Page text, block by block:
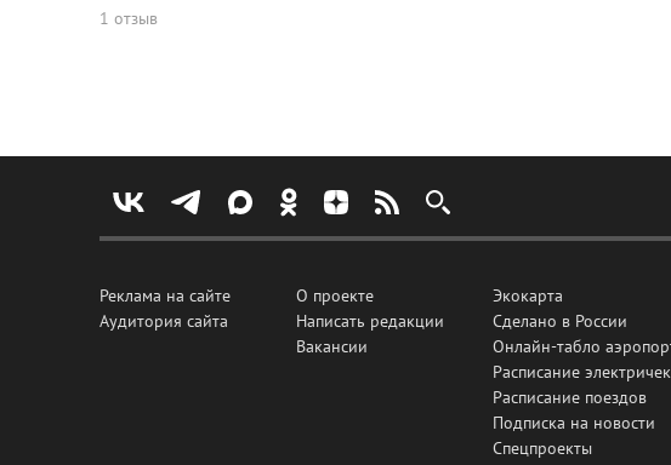
1 отзыв
Реклама на сайте
Аудитория сайта
О проекте
Написать редакции
Вакансии
Экокарта
Сделано в России
Онлайн-табло
Расписание электричек
Расписание поездов
Подписка на новости
Спецпроекты